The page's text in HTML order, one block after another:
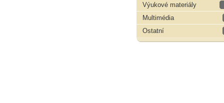
Výukové materiály
Multimédia
Ostatní